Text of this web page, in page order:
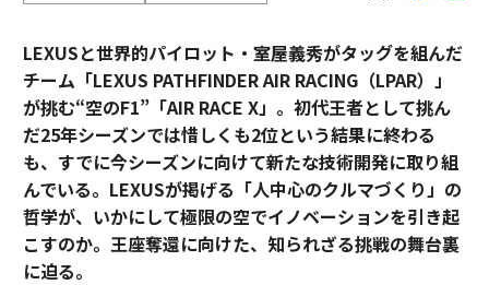
LEXUSと世界的パイロット・室屋義秀がタッグを組んだ
チーム「LEXUS PATHFINDER AIR RACING（LPAR）」
が挑む“空のF1”「AIR RACE X」。初代王者として挑ん
だ25年シーズンでは惜しくも2位という結果に終わる
も、すでに今シーズンに向けて新たな技術開発に取り組
んでいる。LEXUSが掲げる「人中心のクルマづくり」の
哲学が、いかにして極限の空でイノベーションを引き起
こすのか。王座奪還に向けた、知られざる挑戦の舞台裏
に迫る。